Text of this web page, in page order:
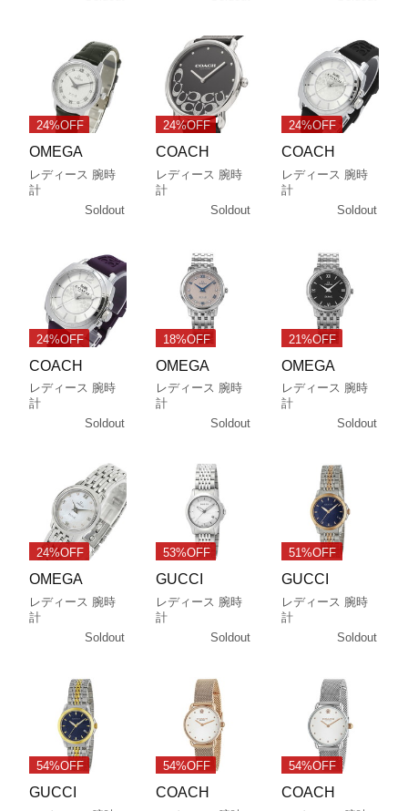
24%OFF
OMEGA
レディース 腕時
計
Soldout
24%OFF
COACH
レディース 腕時
計
Soldout
24%OFF
COACH
レディース 腕時
計
Soldout
24%OFF
COACH
レディース 腕時
計
Soldout
18%OFF
OMEGA
レディース 腕時
計
Soldout
21%OFF
OMEGA
レディース 腕時
計
Soldout
24%OFF
OMEGA
レディース 腕時
計
Soldout
53%OFF
GUCCI
レディース 腕時
計
Soldout
51%OFF
GUCCI
レディース 腕時
計
Soldout
54%OFF
GUCCI
54%OFF
COACH
54%OFF
COACH